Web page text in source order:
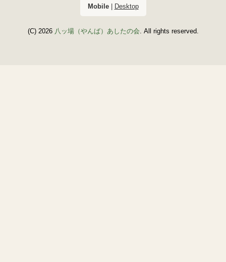
Mobile| Desktop
(C) 2026 八ッ場（やんば）あしたの会. All rights reserved.